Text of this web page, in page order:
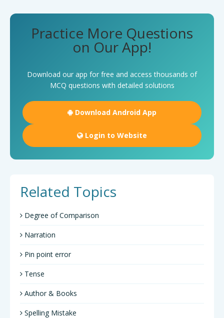
Practice More Questions
on Our App!
Download our app for free and access thousands of
MCQ questions with detailed solutions
Download Android App
Login to Website
Related Topics
Degree of Comparison
Narration
Pin point error
Tense
Author & Books
Spelling Mistake